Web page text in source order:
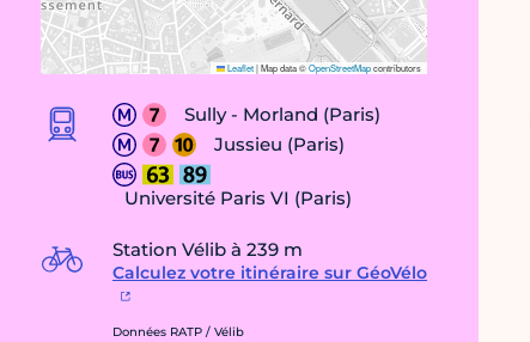
Leaflet|Map data ©OpenStreetMapcontributors
Sully - Morland (Paris)
Jussieu (Paris)
Université Paris VI (Paris)
Station Vélib à 239 m
Calculez votre itinéraire sur GéoVélo
Données RATP / Vélib